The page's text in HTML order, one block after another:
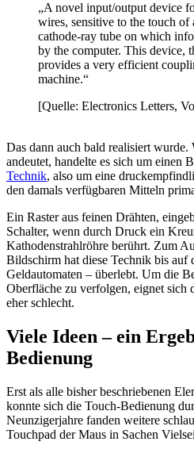
„A novel input/output device
wires, sensitive to the touch of
cathode-ray tube on which
by the computer. This device,
provides a very efficient
machine.“
[Quelle: Electronics Letters,
Das dann auch bald realisiert wurde.
andeutet, handelte es sich um einen
Technik, also um eine
den damals verfügbaren Mitteln
Ein Raster aus feinen Drähten,
Schalter, wenn durch Druck ein
Kathodenstrahlröhre berührt. Zum
Bildschirm hat diese Technik bis auf
Geldautomaten – überlebt. Um die
Oberfläche zu verfolgen, eignet sich
eher schlecht.
Viele Ideen – ein
Bedienung
Erst als alle bisher beschriebenen
konnte sich die Touch-Bedienung
Neunzigerjahre fanden weitere
Touchpad der Maus in Sachen